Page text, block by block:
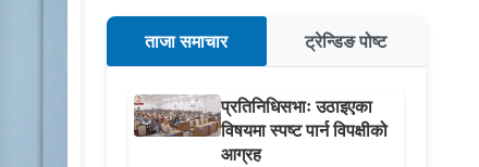
ताजा समाचार ट्रेन्डिङ पोष्ट
प्रतिनिधिसभाः उठाइएका
विषयमा स्पष्ट पार्न विपक्षीको
आग्रह